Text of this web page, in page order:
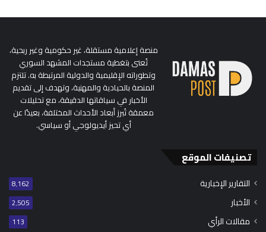
منصة إعلامية مستقلة، غير حكومية وغير ربحية،
تُعنى بتغطية مستجدات المشهد السوري
وتطوراته الإقليمية والدولية المرتبطة به. تلتزم
المنصة بالحيادية والمهنية، وتهدف إلى تقديم
الأخبار في سياقاتها الدقيقة، مع تحليلات
معمقة تُبرز أبعاد الأحداث المختلفة، بعيدًا عن
أي تحيز أيديولوجي أو سياسي.
تصنيفات الموقع
التقارير الإخبارية 8٬162
الأخبار 2٬505
مقالات الرأي 113